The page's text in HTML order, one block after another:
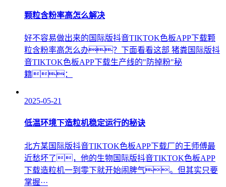
颗粒含粉率高怎么解决
好不容易做出来的国际版抖音TIKTOK色板APP下载颗
粒含粉率高怎么办？下面看看这部 猪粪国际版抖
音TIKTOK色板APP下载生产线的"防掉粉"秘
籍：
2025-05-21
低温环境下造粒机稳定运行的秘诀
北方某国际版抖音TIKTOK色板APP下载厂的王师傅最
近愁坏了，他的生物国际版抖音TIKTOK色板APP
下载造粒机一到零下就开始闹脾气。但其实只要
掌握···